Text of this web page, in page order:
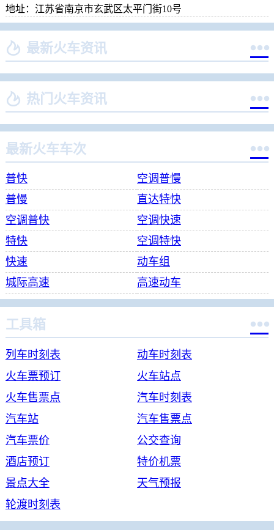
地址：江苏省南京市玄武区太平门街10号
 最新火车资讯 
 热门火车资讯 
最新火车车次 
普快
空调普慢
普慢
直达特快
空调普快
空调快速
特快
空调特快
快速
动车组
城际高速
高速动车
工具箱 
列车时刻表
动车时刻表
火车票预订
火车站点
火车售票点
汽车时刻表
汽车站
汽车售票点
汽车票价
公交查询
酒店预订
特价机票
景点大全
天气预报
轮渡时刻表